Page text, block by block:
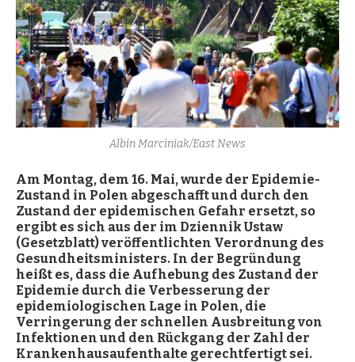
Albin Marciniak/East News
Am Montag, dem 16. Mai, wurde der Epidemie-
Zustand in Polen abgeschafft und durch den
Zustand der epidemischen Gefahr ersetzt, so
ergibt es sich aus der im Dziennik Ustaw
(Gesetzblatt) veröffentlichten Verordnung des
Gesundheitsministers. In der Begründung
heißt es, dass die Aufhebung des Zustand der
Epidemie durch die Verbesserung der
epidemiologischen Lage in Polen, die
Verringerung der schnellen Ausbreitung von
Infektionen und den Rückgang der Zahl der
Krankenhausaufenthalte gerechtfertigt sei.